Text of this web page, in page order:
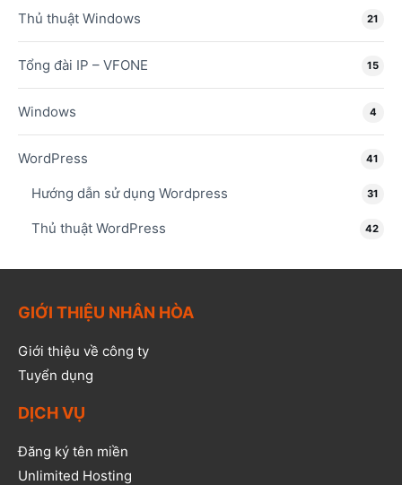
Thủ thuật Windows 21
Tổng đài IP – VFONE 15
Windows 4
WordPress 41
Hướng dẫn sử dụng Wordpress 31
Thủ thuật WordPress 42
GIỚI THIỆU NHÂN HÒA
Giới thiệu về công ty
Tuyển dụng
DỊCH VỤ
Đăng ký tên miền
Unlimited Hosting